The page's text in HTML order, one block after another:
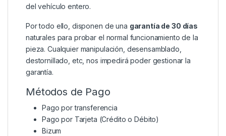
del vehículo entero.
Por todo ello, disponen de una garantía de 30 días
naturales para probar el normal funcionamiento de la
pieza. Cualquier manipulación, desensamblado,
destornillado, etc, nos impedirá poder gestionar la
garantía.
Métodos de Pago
Pago por transferencia
Pago por Tarjeta (Crédito o Débito)
Bizum